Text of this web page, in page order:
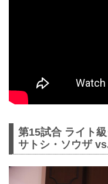
第15試合 ライト
サトシ・ソウザ